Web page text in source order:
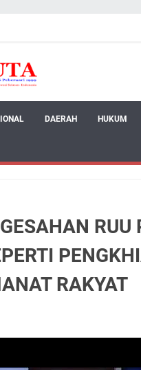
DAERAH HUKUM
RUU
RAKYAT